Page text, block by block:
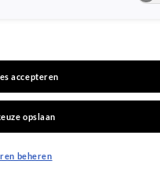
Geersen:
accepteren
opslaan
beheren